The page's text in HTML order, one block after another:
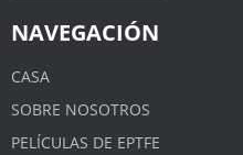
NAVEGACIÓN
CASA
SOBRE NOSOTROS
PELÍCULAS DE EPTFE